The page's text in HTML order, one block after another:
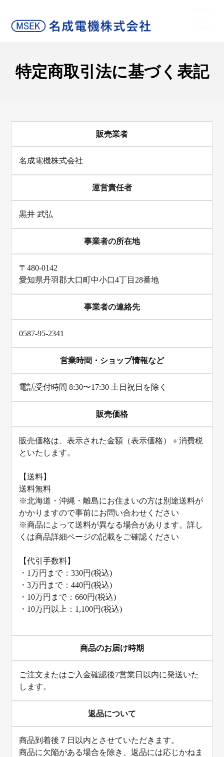
特定商取引法に基づく表記
販売業者
名成電機株式会社
運営責任者
黒井 武弘
事業者の所在地
〒480-0142
愛知県丹羽郡大口町中小口4丁目28番地
事業者の連絡先
0587-95-2341
営業時間・ショップ情報など
電話受付時間 8:30〜17:30 土日祝日を除く
販売価格
販売価格は、表示された金額（表示価格）＋消費税
といたします。
【送料】
送料無料
※北海道・沖縄・離島にお住まいの方は別途送料が
かかりますので事前にお問い合わせください
※商品によって送料が異なる場合があります。詳し
くは商品詳細ページの記載をご確認ください
【代引手数料】
・1万円まで：330円(税込)
・3万円まで：440円(税込)
・10万円まで：660円(税込)
・10万円以上：1,100円(税込)
商品のお届け時期
ご注文またはご入金確認後7営業日以内に発送いた
します。
返品について
商品到着後７日以内とさせていただきます。
商品に欠陥がある場合を除き、返品には応じかねま